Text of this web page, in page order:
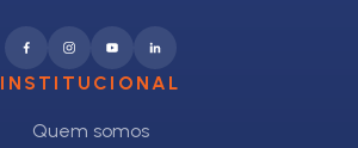
INSTITUCIONAL
Quem somos